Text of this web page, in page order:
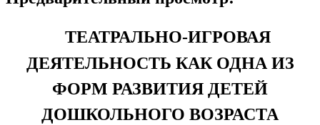
ТЕАТРАЛЬНО-ИГРОВАЯ
ДЕЯТЕЛЬНОСТЬ КАК ОДНА ИЗ
ФОРМ РАЗВИТИЯ ДЕТЕЙ
ДОШКОЛЬНОГО ВОЗРАСТА